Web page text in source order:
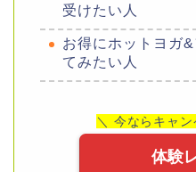
受けたい人
お得にホットヨガ
てみたい人
＼ 今ならキャ
体験